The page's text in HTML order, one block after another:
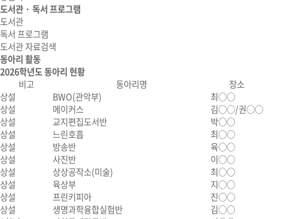
도서관 · 독서 프로그램
도서관
독서 프로그램
도서관 자료검색
동아리 활동
2026학년도 동아리 현황
비고
동아리명
장소
상설
BWO(관악부)
최○○
상설
메이커스
김○○/권○○
상설
교지편집도서반
박○○
상설
느린호흡
최○○
상설
방송반
육○○
상설
사진반
이○○
상설
상상공작소(미술)
최○○
상설
육상부
지○○
상설
프린키피아
진○○
상설
생명과학융합실험반
김○○